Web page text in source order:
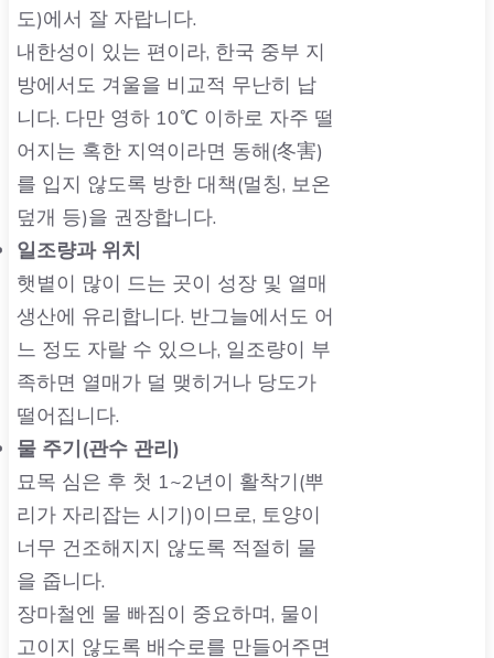
도)에서 잘 자랍니다.
내한성이 있는 편이라, 한국 중부 지
방에서도 겨울을 비교적 무난히 납
니다. 다만 영하 10℃ 이하로 자주 떨
어지는 혹한 지역이라면 동해(冬害)
를 입지 않도록 방한 대책(멀칭, 보온
덮개 등)을 권장합니다.
일조량과 위치
햇볕이 많이 드는 곳이 성장 및 열매
생산에 유리합니다. 반그늘에서도 어
느 정도 자랄 수 있으나, 일조량이 부
족하면 열매가 덜 맺히거나 당도가
떨어집니다.
물 주기(관수 관리)
묘목 심은 후 첫 1~2년이 활착기(뿌
리가 자리잡는 시기)이므로, 토양이
너무 건조해지지 않도록 적절히 물
을 줍니다.
장마철엔 물 빠짐이 중요하며, 물이
고이지 않도록 배수로를 만들어주면